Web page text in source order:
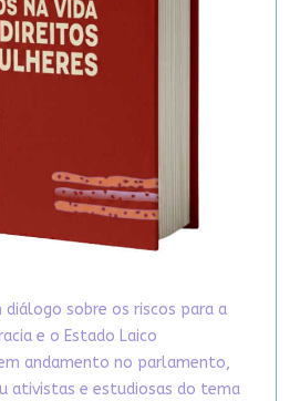
sobre os riscos para a
e o Estado Laico
andamento no parlamento,
ativistas e estudiosas do tema